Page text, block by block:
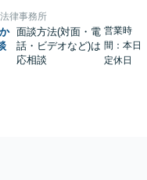
律事務所
か 面談方法(対面・電
話・ビデオなど)は
応相談
営業時
間：本日
定休日